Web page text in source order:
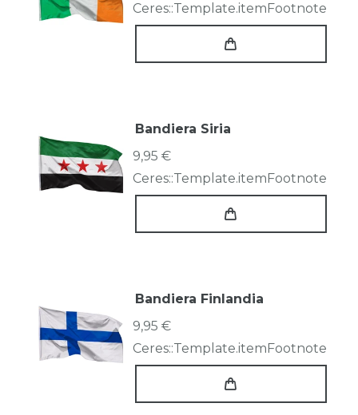
Ceres::Template.itemFootnote
Bandiera Siria
9,95 €
Ceres::Template.itemFootnote
Bandiera Finlandia
9,95 €
Ceres::Template.itemFootnote